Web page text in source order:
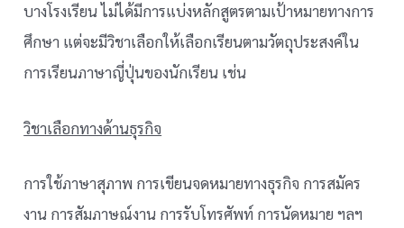
บางโรงเรียน ไม่ได้มีการแบ่งหลักสูตรตามเป้าหมายทางการ
ศึกษา แต่จะมีวิชาเลือกให้เลือกเรียนตามวัตถุประสงค์ใน
การเรียนภาษาญี่ปุ่นของนักเรียน เช่น
วิชาเลือกทางด้านธุรกิจ
การใช้ภาษาสุภาพ การเขียนจดหมายทางธุรกิจ การสมัคร
งาน การสัมภาษณ์งาน การรับโทรศัพท์ การนัดหมาย ฯลฯ